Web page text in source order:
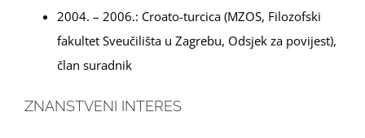
2004. – 2006.: Croato-turcica (MZOS, Filozofski
fakultet Sveučilišta u Zagrebu, Odsjek za povijest),
član suradnik
ZNANSTVENI INTERES